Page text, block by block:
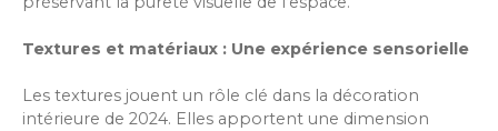
Textures et matériaux : Une expérience sensorielle
Les textures jouent un rôle clé dans la décoration
intérieure de 2024. Elles apportent une dimension